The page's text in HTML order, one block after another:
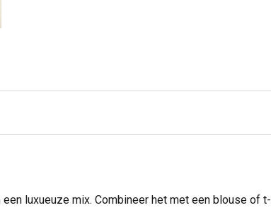
luxueuze mix. Combineer het met een blouse of